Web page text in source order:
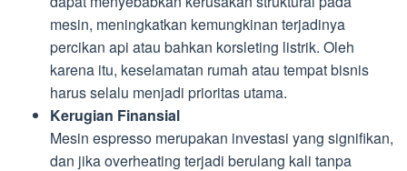
mesin, meningkatkan kemungkinan terjadinya
percikan api atau bahkan korsleting listrik. Oleh
karena itu, keselamatan rumah atau tempat bisnis
harus selalu menjadi prioritas utama.
Kerugian Finansial
Mesin espresso merupakan investasi yang signifikan,
dan jika overheating terjadi berulang kali tanpa